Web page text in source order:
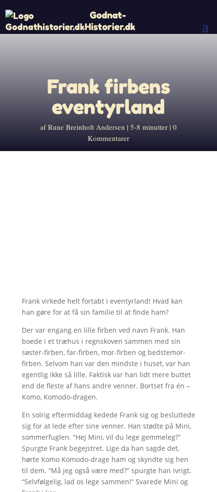
Godnat-
Historier.dk
Frank firbens
eventyrland
afRune Breinholt Andersen 5-8 minutter 0
Kommentarer
Frank virkede helt fortabt i eventyrland! Hvad kan
han gøre for at få sin familie til at finde ham?
Der var engang en lille firben ved navn Frank. Han
boede i et træhus i regnskoven sammen med sin
søster-firben, far-firben, mor-firben og bedstemor-
firben. Selvom han var den mindste i huset, var han
egentlig ikke så lille. Faktisk var han lidt mere buttet
end de fleste af hans andre venner. Bortset fra én –
Komo, Komodo-dragen.
En solrig eftermiddag kedede Frank sig og besluttede
sig for at lede efter sine venner. Han stødte på Mini,
sommerfuglen. “Hej Mini, vil du lege gemmeleg?”
Spurgte Frank begejstret. Lige da han sagde det,
hørte Komo Komodo-drage ham og skyndte sig hen
til dem. “Må jeg også være med?” spurgte han ivrigt.
“Selvfølgelig, lad os lege sammen!” Svarede Mini og